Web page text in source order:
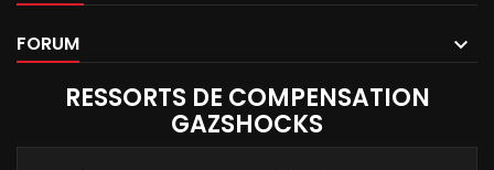
FORUM
RESSORTS DE COMPENSATION
GAZSHOCKS